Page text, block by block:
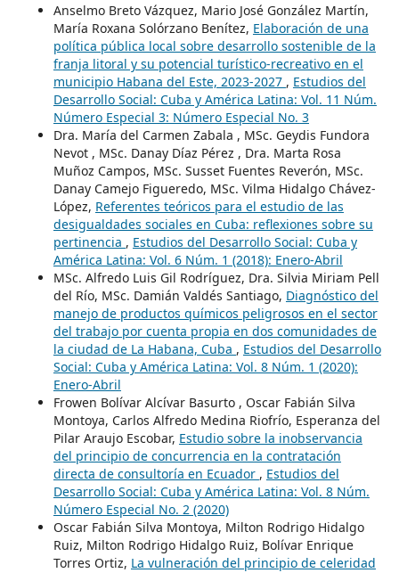
Anselmo Breto Vázquez, Mario José González Martín,
María Roxana Solórzano Benítez, Elaboración de una
política pública local sobre desarrollo sostenible de la
franja litoral y su potencial turístico-recreativo en el
municipio Habana del Este, 2023-2027 , Estudios del
Desarrollo Social: Cuba y América Latina: Vol. 11 Núm.
Número Especial 3: Número Especial No. 3
Dra. María del Carmen Zabala , MSc. Geydis Fundora
Nevot , MSc. Danay Díaz Pérez , Dra. Marta Rosa
Muñoz Campos, MSc. Susset Fuentes Reverón, MSc.
Danay Camejo Figueredo, MSc. Vilma Hidalgo Chávez-
López, Referentes teóricos para el estudio de las
desigualdades sociales en Cuba: reflexiones sobre su
pertinencia , Estudios del Desarrollo Social: Cuba y
América Latina: Vol. 6 Núm. 1 (2018): Enero-Abril
MSc. Alfredo Luis Gil Rodríguez, Dra. Silvia Miriam Pell
del Río, MSc. Damián Valdés Santiago, Diagnóstico del
manejo de productos químicos peligrosos en el sector
del trabajo por cuenta propia en dos comunidades de
la ciudad de La Habana, Cuba , Estudios del Desarrollo
Social: Cuba y América Latina: Vol. 8 Núm. 1 (2020):
Enero-Abril
Frowen Bolívar Alcívar Basurto , Oscar Fabián Silva
Montoya, Carlos Alfredo Medina Riofrío, Esperanza del
Pilar Araujo Escobar, Estudio sobre la inobservancia
del principio de concurrencia en la contratación
directa de consultoría en Ecuador , Estudios del
Desarrollo Social: Cuba y América Latina: Vol. 8 Núm.
Número Especial No. 2 (2020)
Oscar Fabián Silva Montoya, Milton Rodrigo Hidalgo
Ruiz, Milton Rodrigo Hidalgo Ruiz, Bolívar Enrique
Torres Ortiz, La vulneración del principio de celeridad